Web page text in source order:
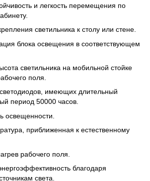
и легкость перемещения по
светильника к столу или стене.
блока освещения в соответствующем
светильника на мобильной стойке
поля.
имеющих длительный
период 50000 часов.
освещенности.
приближенная к естественному
рабочего поля.
благодаря
света.